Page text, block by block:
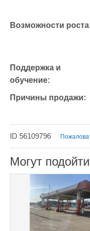
Возможности
Поддержка и
обучение:
Причины продажи:
ID 56109796
Могут подойти